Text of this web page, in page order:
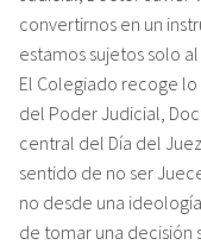
convertirnos en un
estamos sujetos solo
El Colegiado recoge
del Poder Judicial,
central del Día del
sentido de no ser
no desde una
de tomar una decisión